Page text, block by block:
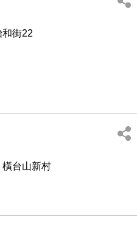
和街22
橫台山新村